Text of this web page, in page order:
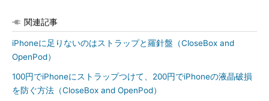
関連記事
iPhoneに足りないのはストラップと羅針盤（CloseBox and
OpenPod）
100円でiPhoneにストラップつけて、200円でiPhoneの液晶破損
を防ぐ方法（CloseBox and OpenPod）